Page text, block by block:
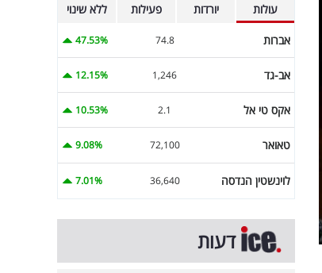
עולות יורדות פעילות ללא שינוי
אברות 74.8
47.53%
אב-גד 1,246
12.15%
אקס טי אל 2.1
10.53%
טאואר 72,100
9.08%
לוינשטין הנדסה 36,640
7.01%
דעות